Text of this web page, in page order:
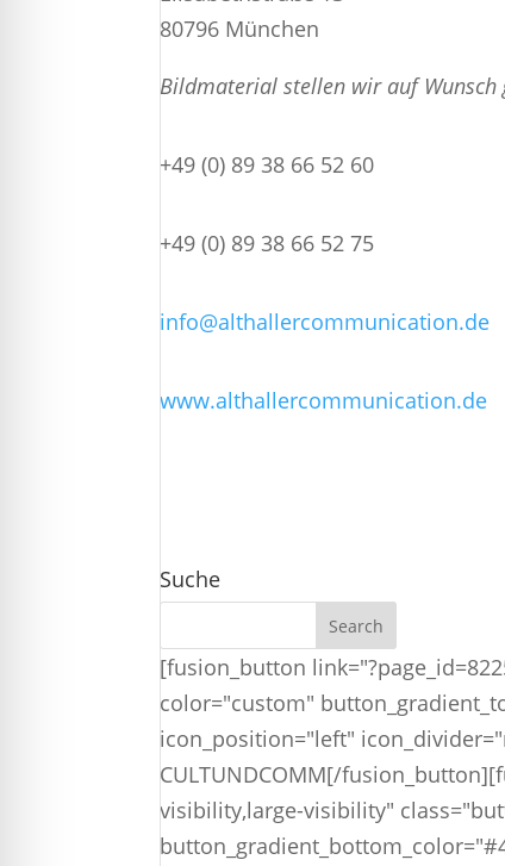
80796 München
Bildmaterial stellen wir auf Wunsch
+49 (0) 89 38 66 52 60
+49 (0) 89 38 66 52 75
info@althallercommunication.de
www.althallercommunication.de
Suche
[fusion_button
color="custom"
icon_position="left"
CULTUNDCOMM[/
visibility,large-visibility"